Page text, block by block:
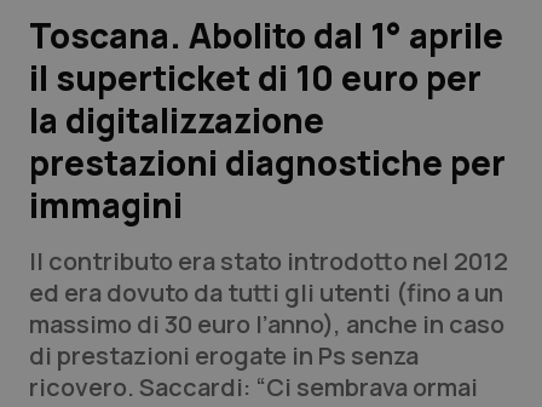
Lavoro e Professioni
Scienza e Farmaci
Studi e Analisi
Lettere al direttore
Edizioni Regionali
QS Pro
Professionisti Sanitari.AI
Toscana. Abolito dal 1° aprile
il superticket di 10 euro per
la digitalizzazione
prestazioni diagnostiche per
immagini
Il contributo era stato introdotto nel 2012
ed era dovuto da tutti gli utenti (fino a un
massimo di 30 euro l’anno), anche in caso
di prestazioni erogate in Ps senza
ricovero. Saccardi: “Ci sembrava ormai